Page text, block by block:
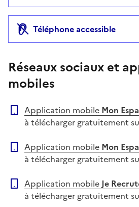
Téléphone accessible
Réseaux sociaux et
mobiles
Application mobile Mon
à télécharger gratuitement
Application mobile Mon
à télécharger gratuitement
Application mobile Je
à télécharger gratuitement